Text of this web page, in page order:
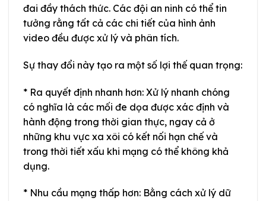
đai đầy thách thức. Các đội an ninh có thể tin
tưởng rằng tất cả các chi tiết của hình ảnh
video đều được xử lý và phân tích.
Sự thay đổi này tạo ra một số lợi thế quan trọng:
* Ra quyết định nhanh hơn: Xử lý nhanh chóng
có nghĩa là các mối đe dọa được xác định và
hành động trong thời gian thực, ngay cả ở
những khu vực xa xôi có kết nối hạn chế và
trong thời tiết xấu khi mạng có thể không khả
dụng.
* Nhu cầu mạng thấp hơn: Bằng cách xử lý dữ